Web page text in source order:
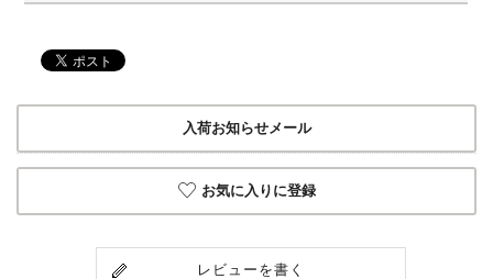
入荷お知らせメール
お気に入りに登録
レビューを書く